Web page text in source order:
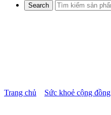
Trang chủ Sức khoẻ cộng đồng